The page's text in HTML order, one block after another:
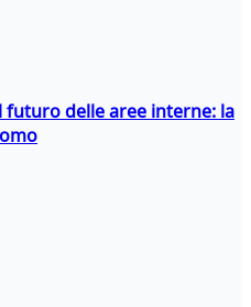
futuro delle aree interne: la